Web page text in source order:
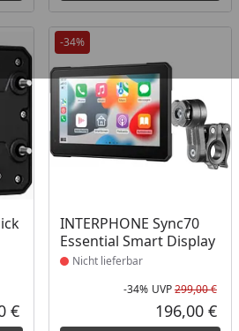
Aktueller Preis
€
-34%
INTERPHONE Sync70
Essential Smart Display
Produkt nicht lieferbar
Nicht lieferbar
-34% UVP299,00 €
196,00 €